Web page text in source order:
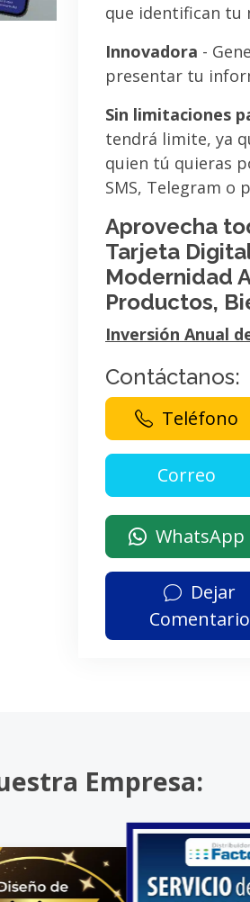
que identifican tu
Innovadora -
presentar tu
Sin limitaciones
tendrá limite, ya
quien tú quieras
SMS, Telegram o
Aprovecha
Tarjeta
Modernidad
Productos,
Inversión Anual
Contáctanos:
Teléfono
WhatsApp
Dejar
Comentario
Empresa: